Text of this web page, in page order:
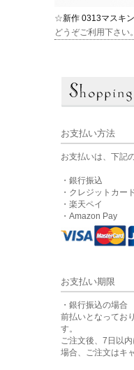
☆新作 0313マスキ
どうぞご利用下さい。
お支払い方法
お支払いは、下記
・銀行振込
・クレジットカー
・楽天ペイ
・Amazon Pay
お支払い期限
・銀行振込の場合
前払いとなってお
す。
ご注文後、7日以
場合、ご注文はキ